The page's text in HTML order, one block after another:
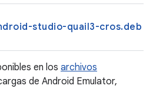
studio-quail3-cros.deb
en los archivos
de Android Emulator,